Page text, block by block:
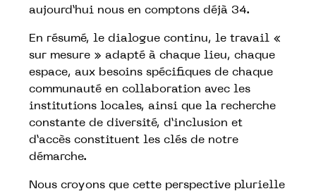
aujourd’hui nous en comptons déjà 34.
En résumé, le dialogue continu, le travail «
sur mesure » adapté à chaque lieu, chaque
espace, aux besoins spécifiques de chaque
communauté en collaboration avec les
institutions locales, ainsi que la recherche
constante de diversité, d’inclusion et
d’accès constituent les clés de notre
démarche.
Nous croyons que cette perspective plurielle